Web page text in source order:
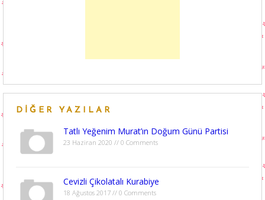
DIĞER YAZILAR
Tatlı Yeğenim Murat’ın Doğum Günü Partisi
23 Haziran 2020 // 0 Comments
Cevizli Çikolatalı Kurabiye
18 Ağustos 2017 // 0 Comments